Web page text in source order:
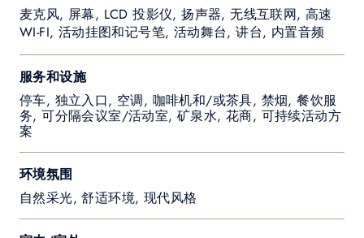
麦克风, 屏幕, LCD 投影仪, 扬声器, 无线互联网, 高速
WI-FI, 活动挂图和记号笔, 活动舞台, 讲台, 内置音频
服务和设施
停车, 独立入口, 空调, 咖啡机和/或茶具, 禁烟, 餐饮服
务, 可分隔会议室/活动室, 矿泉水, 花商, 可持续活动方
案
环境氛围
自然采光, 舒适环境, 现代风格